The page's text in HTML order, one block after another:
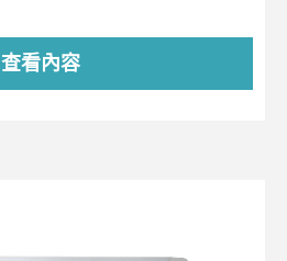
查看內容